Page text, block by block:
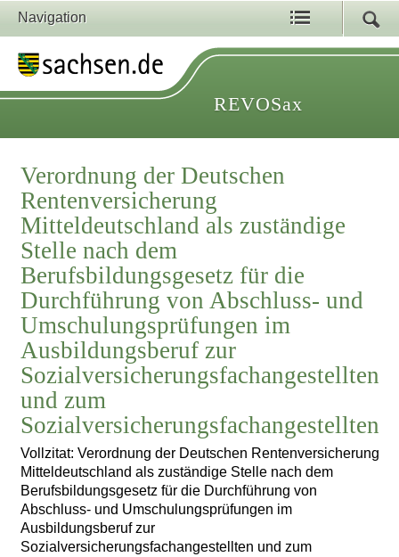
Navigation
REVOSax
Verordnung der Deutschen
Rentenversicherung
Mitteldeutschland als zuständige
Stelle nach dem
Berufsbildungsgesetz für die
Durchführung von Abschluss- und
Umschulungsprüfungen im
Ausbildungsberuf zur
Sozialversicherungsfachangestellten
und zum
Sozialversicherungsfachangestellten
Vollzitat: Verordnung der Deutschen Rentenversicherung
Mitteldeutschland als zuständige Stelle nach dem
Berufsbildungsgesetz für die Durchführung von
Abschluss- und Umschulungsprüfungen im
Ausbildungsberuf zur
Sozialversicherungsfachangestellten und zum